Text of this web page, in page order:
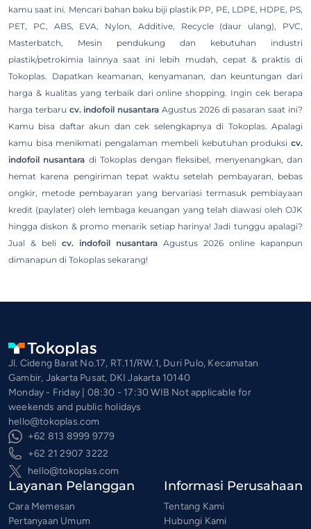
kamu saat ini. Mencari bahan baku biji plastik PP, PE, LDPE, HDPE, PS,
PET, PC, ABS, EVA, Nylon, Additive, Recycle (daur ulang), PVC,
Masterbatch, Mesin pendukung dan kebutuhan industri
plastik/petrokimia lainnya saat ini lebih mudah, cepat & praktis di
Tokoplas. Dapatkan keamanan, kenyamanan, dan keuntungan dari
harga & kualitas yang terbaik dari online shopping. Ingin cek berapa
harga terbaru cv. indofoil nusantara Agustus 2026 di pasaran saat ini?
Kamu bisa daftar akun dan cek selengkapnya di Tokoplas. Apalagi
kamu bisa menikmati pengalaman membeli kebutuhan produksi cv.
indofoil nusantara di Tokoplas dengan fleksibel, menyenangkan, dan
hemat karena pengiriman tepat waktu setelah pembayaran, bebas
ongkir, metode pembayaran yang bervariasi termasuk pembiayaan
kredit (paylater) oleh lembaga keuangan yang telah diawasi oleh OJK
hingga diskon & promo menarik setiap harinya! Jadi tunggu apalagi?
Jual & beli cv. indofoil nusantara Agustus 2026 online kapanpun
dimanapun di Tokoplas sekarang!
Jl. Cideng Barat No.17, RT.11/RW.1, Duri Pulo, Kecamatan
Gambir, Jakarta Pusat, DKI Jakarta 10140
Monday - Friday | 08:30 - 17:30 WIB Not applicable for
weekends and public holidays
hello@tokoplas.com
+62 813 8999 9779
+62 21 2907 3222
hello@tokoplas.com
Layanan Pelanggan
Cara Memesan
Pertanyaan Umum
Informasi Perusahaan
Tentang Kami
Hubungi Kami